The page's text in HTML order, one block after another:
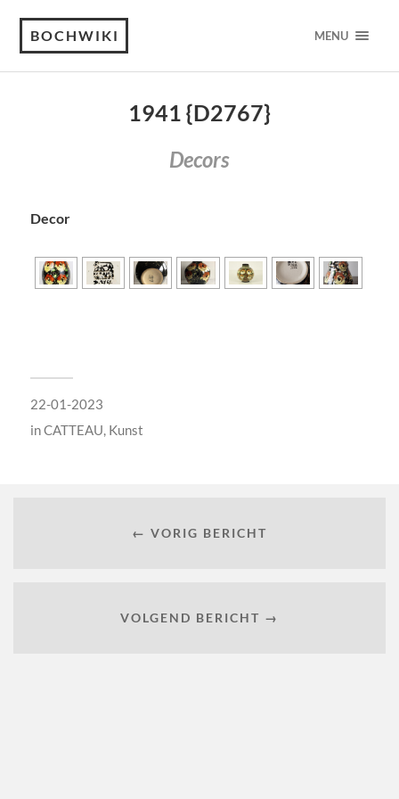
BOCHWIKI MENU
1941 {D2767}
Decors
Decor
22-01-2023
inCATTEAU, Kunst
← VORIG BERICHT
VOLGEND BERICHT →